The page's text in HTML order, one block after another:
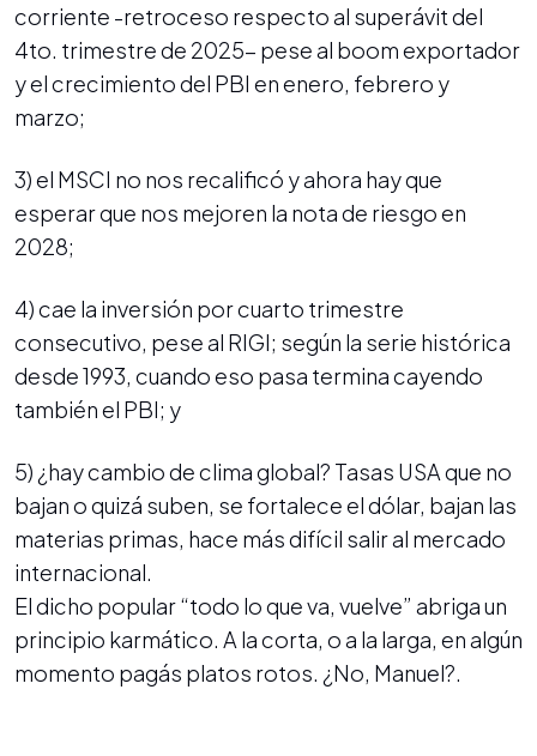
corriente -retroceso respecto al superávit del
4to. trimestre de 2025- pese al boom exportador
y el crecimiento del PBI en enero, febrero y
marzo;
3) el MSCI no nos recalificó y ahora hay que
esperar que nos mejoren la nota de riesgo en
2028;
4) cae la inversión por cuarto trimestre
consecutivo, pese al RIGI; según la serie histórica
desde 1993, cuando eso pasa termina cayendo
también el PBI; y
5) ¿hay cambio de clima global? Tasas USA que no
bajan o quizá suben, se fortalece el dólar, bajan las
materias primas, hace más difícil salir al mercado
internacional.
El dicho popular “todo lo que va, vuelve” abriga un
principio karmático. A la corta, o a la larga, en algún
momento pagás platos rotos. ¿No, Manuel?.